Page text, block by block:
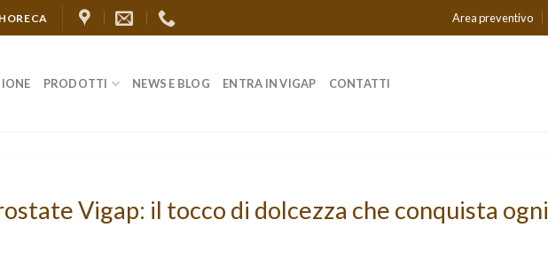
Area preventivo
PRODOTTI NEWS E BLOG ENTRA IN VIGAP CONTATTI
Vigap: il tocco di dolcezza che conquista ogni